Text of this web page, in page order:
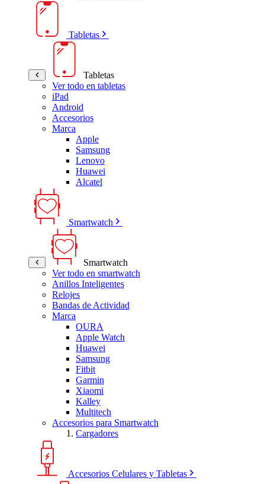
Tabletas
Tabletas
Ver todo en tabletas
iPad
Android
Accesorios
Marca
Apple
Samsung
Lenovo
Huawei
Alcatel
Smartwatch
Smartwatch
Ver todo en smartwatch
Anillos Inteligentes
Relojes
Bandas de Actividad
Marca
OURA
Apple Watch
Huawei
Samsung
Fitbit
Garmin
Xiaomi
Kalley
Multitech
Accesorios para Smartwatch
Cargadores
Accesorios Celulares y Tabletas